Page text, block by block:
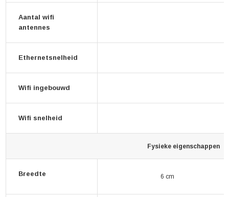
Aantal wifi
antennes
Ethernetsnelheid
Wifi ingebouwd
Wifi snelheid
Fysieke eigenschappen
Breedte 6 cm